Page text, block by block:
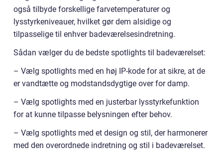
også tilbyde forskellige farvetemperaturer og
lysstyrkeniveauer, hvilket gør dem alsidige og
tilpasselige til enhver badeværelsesindretning.
Sådan vælger du de bedste spotlights til badeværelset:
– Vælg spotlights med en høj IP-kode for at sikre, at de
er vandtætte og modstandsdygtige over for damp.
– Vælg spotlights med en justerbar lysstyrkefunktion
for at kunne tilpasse belysningen efter behov.
– Vælg spotlights med et design og stil, der harmonerer
med den overordnede indretning og stil i badeværelset.